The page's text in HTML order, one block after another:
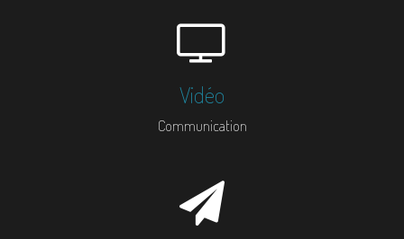
Vidéo
Communication